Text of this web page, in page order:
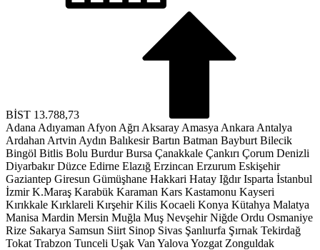
BİST 13.788,73
Adana Adıyaman Afyon Ağrı Aksaray Amasya Ankara Antalya
Ardahan Artvin Aydın Balıkesir Bartın Batman Bayburt Bilecik
Bingöl Bitlis Bolu Burdur Bursa Çanakkale Çankırı Çorum Denizli
Diyarbakır Düzce Edirne Elazığ Erzincan Erzurum Eskişehir
Gaziantep Giresun Gümüşhane Hakkari Hatay Iğdır Isparta İstanbul
İzmir K.Maraş Karabük Karaman Kars Kastamonu Kayseri
Kırıkkale Kırklareli Kırşehir Kilis Kocaeli Konya Kütahya Malatya
Manisa Mardin Mersin Muğla Muş Nevşehir Niğde Ordu Osmaniye
Rize Sakarya Samsun Siirt Sinop Sivas Şanlıurfa Şırnak Tekirdağ
Tokat Trabzon Tunceli Uşak Van Yalova Yozgat Zonguldak